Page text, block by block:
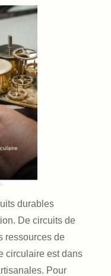
durables
De circuits de
ressources de
circulaire est dans
Pour